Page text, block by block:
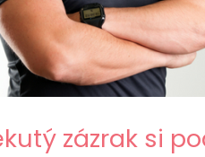
zázrak si